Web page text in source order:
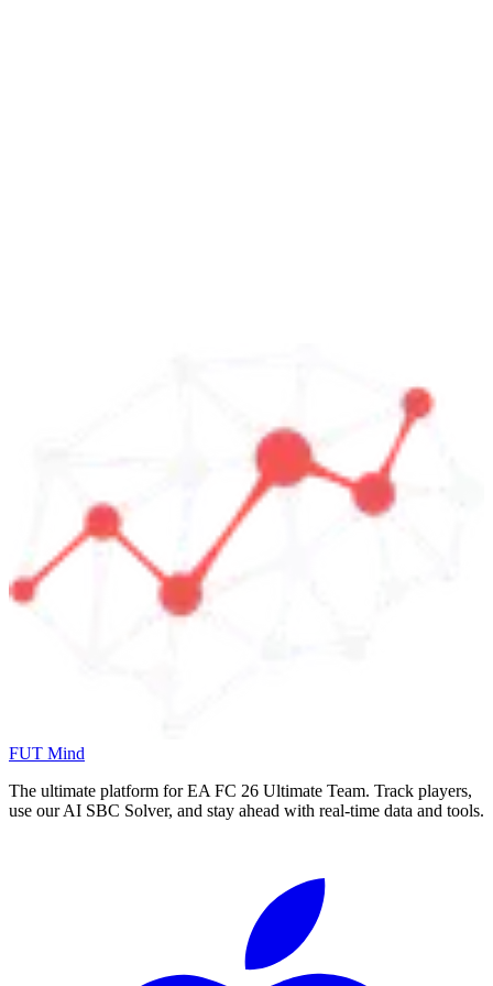
FUT Mind
The ultimate platform for EA FC 26 Ultimate Team. Track players,
use our AI SBC Solver, and stay ahead with real-time data and tools.